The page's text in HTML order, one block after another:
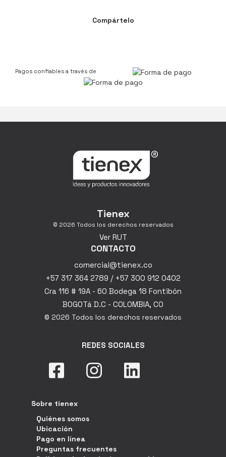
Compártelo
Pagos confiables a través de
Tienex
© 2026 Todos los derechos reservados
Ver RUT
CONTACTO
comercial@tienex.co
+57 317 364 2789 / +57 300 912 0402
Cra 116 # 19A - 60 Bodega 18 Fontibón
BOGOTá D.C - COLOMBIA, CO
© 2026 Todos los derechos reservados
REDES SOCIALES
Sobre tienex
Quiénes somos
Ubicación
Pago en línea
Preguntas frecuentes